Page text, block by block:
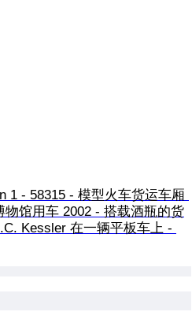
1 - 58315 - 模型火车货运车厢
物馆用车 2002 - 搭载酒瓶的货
Kessler 在一辆平板车上 -